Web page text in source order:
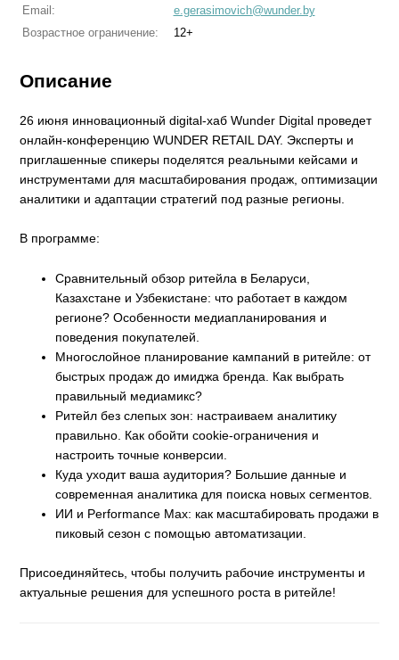
Email:
e.gerasimovich@wunder.by
Возрастное ограничение:
12+
Описание
26 июня инновационный digital-хаб Wunder Digital проведет
онлайн-конференцию WUNDER RETAIL DAY. Эксперты и
приглашенные спикеры поделятся реальными кейсами и
инструментами для масштабирования продаж, оптимизации
аналитики и адаптации стратегий под разные регионы.
В программе:
Сравнительный обзор ритейла в Беларуси,
Казахстане и Узбекистане: что работает в каждом
регионе? Особенности медиапланирования и
поведения покупателей.
Многослойное планирование кампаний в ритейле: от
быстрых продаж до имиджа бренда. Как выбрать
правильный медиамикс?
Ритейл без слепых зон: настраиваем аналитику
правильно. Как обойти cookie-ограничения и
настроить точные конверсии.
Куда уходит ваша аудитория? Большие данные и
современная аналитика для поиска новых сегментов.
ИИ и Performance Max: как масштабировать продажи в
пиковый сезон с помощью автоматизации.
Присоединяйтесь, чтобы получить рабочие инструменты и
актуальные решения для успешного роста в ритейле!